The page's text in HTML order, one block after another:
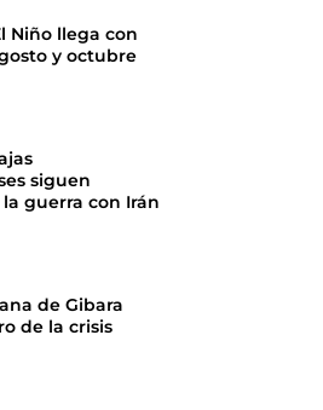
Niño llega con
y octubre
siguen
guerra con Irán
de Gibara
de la crisis